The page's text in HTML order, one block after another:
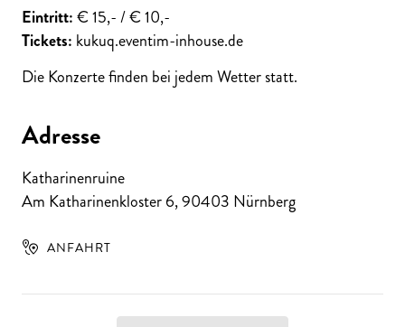
Eintritt:€ 15,- / € 10,-
Tickets: kukuq.eventim-inhouse.de
Die Konzerte finden bei jedem Wetter statt.
Adresse
Katharinenruine
Am Katharinenkloster 6,90403 Nürnberg
ANFAHRT